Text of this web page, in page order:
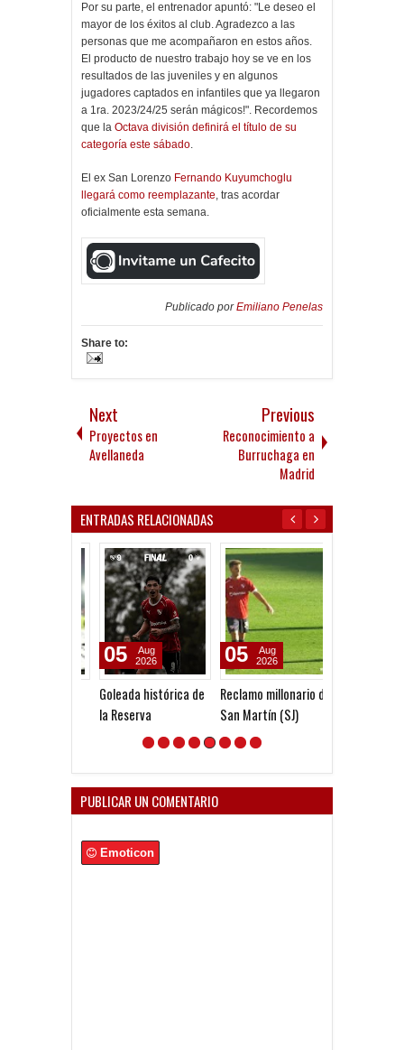
Por su parte, el entrenador apuntó: "Le deseo el
mayor de los éxitos al club. Agradezco a las
personas que me acompañaron en estos años.
El producto de nuestro trabajo hoy se ve en los
resultados de las juveniles y en algunos
jugadores captados en infantiles que ya llegaron
a 1ra. 2023/24/25 serán mágicos!". Recordemos
que la Octava división definirá el título de su
categoría este sábado.
El ex San Lorenzo Fernando Kuyumchoglu
llegará como reemplazante, tras acordar
oficialmente esta semana.
Publicado porEmiliano Penelas
Share to:
Next
Proyectos en
Avellaneda
Previous
Reconocimiento a
Burruchaga en
Madrid
ENTRADAS RELACIONADAS
Goleada histórica de
la Reserva
05
Aug
2026
Reclamo millonario de
San Martín (SJ)
05
Aug
2026
PUBLICAR UN COMENTARIO
Emoticon